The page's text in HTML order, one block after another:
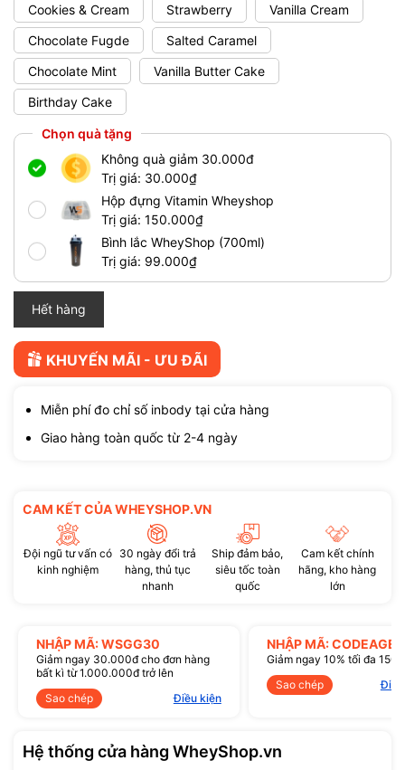
Cookies & Cream
Strawberry
Vanilla Cream
Chocolate Fugde
Salted Caramel
Chocolate Mint
Vanilla Butter Cake
Birthday Cake
Chọn quà tặng
Không quà giảm 30.000đ
Trị giá: 30.000₫
Hộp đựng Vitamin Wheyshop
Trị giá: 150.000₫
Bình lắc WheyShop (700ml)
Trị giá: 99.000₫
Hết hàng
KHUYẾN MÃI - ƯU ĐÃI
Miễn phí đo chỉ số inbody tại cửa hàng
Giao hàng toàn quốc từ 2-4 ngày
CAM KẾT CỦA WHEYSHOP.VN
Đội ngũ tư vấn có
kinh nghiệm
30 ngày đổi trả
hàng, thủ tục
nhanh
Ship đảm bảo,
siêu tốc toàn
quốc
Cam kết chính
hãng, kho hàng
lớn
NHẬP MÃ: WSGG30
Giảm ngay 30.000đ cho đơn hàng
bất kì từ 1.000.000đ trở lên
Sao chép
Điều kiện
NHẬP MÃ:
Giảm ngay 10% tối đa
Sao chép
Hệ thống cửa hàng WheyShop.vn